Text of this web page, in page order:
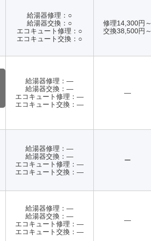
給湯器修理：○
給湯器交換：○
エコキュート修理：○
エコキュート交換：○
修理14,300円～
交換38,500円～
給湯器修理：―
給湯器交換：―
エコキュート修理：―
エコキュート交換：―
―
給湯器修理：―
給湯器交換：―
エコキュート修理：―
エコキュート交換：―
ー
給湯器修理：―
給湯器交換：―
エコキュート修理：―
エコキュート交換：―
―